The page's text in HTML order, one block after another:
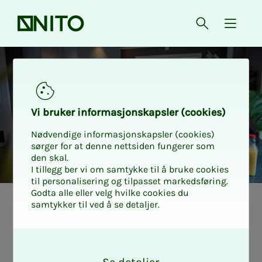
Front page Open{
Pension savings
Vi bruk­er in­­­­­for­­­masjon­skap­sler (cook­ies)
Nødvendige informasjonskapsler (cookies)
sørger for at denne nettsiden fungerer som
den skal.
I tillegg ber vi om samtykke til å bruke cookies
til personalisering og tilpasset markedsføring.
Godta alle eller velg hvilke cookies du
samtykker til ved å se detaljer.